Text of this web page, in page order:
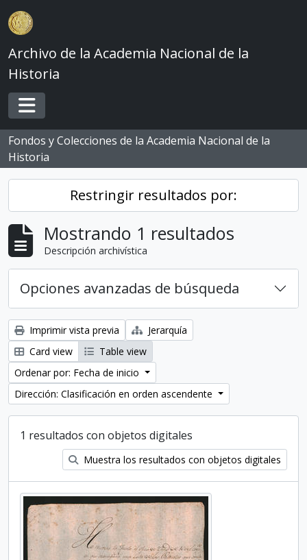
Skip to main content
Archivo de la Academia Nacional de la
Historia
Toggle navigation
Fondos y Colecciones de la Academia Nacional de la
Historia
Restringir resultados por:
Mostrando 1 resultados
Descripción archivística
Opciones avanzadas de búsqueda
Imprimir vista previa
Jerarquía
Card view
Table view
Ordenar por: Fecha de inicio
Dirección: Clasificación en orden ascendente
1 resultados con objetos digitales
Muestra los resultados con objetos digitales